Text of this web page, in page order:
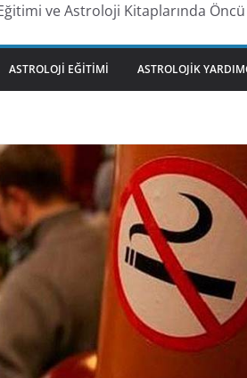
ve Astroloji Kitaplarında
ASTROLOJI EĞITIMI ASTROLOJIK